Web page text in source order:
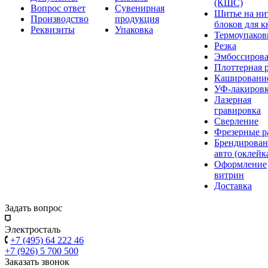
Вопрос ответ
Производство
Реквизиты
Сувенирная
продукция
Упаковка
(КШС)
Шитье на
блоков для
Резка
Плоттерная
УФ-
Лазерная
гравировка
Сверление
Фрезерные
авто
Оформление
витрин
Доставка
Задать вопрос
Электросталь
+7 (495) 64 222 46
+7 (926) 5 700 500
Заказать звонок